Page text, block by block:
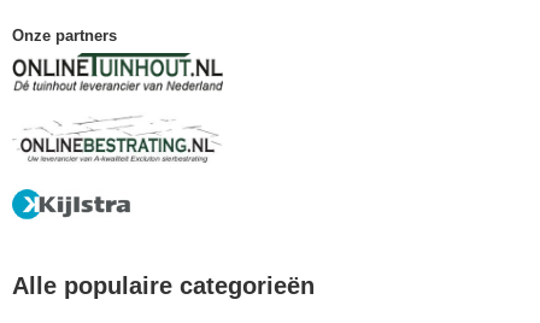
Onze partners
Alle populaire categorieën